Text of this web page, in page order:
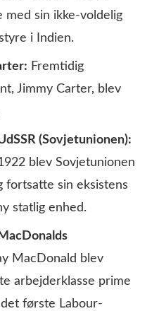
med sin ikke-voldelig
i Indien.
Fremtidig
Jimmy Carter, blev
(Sovjetunionen):
blev Sovjetunionen
fortsatte sin eksistens
statlig enhed.
MacDonald blev
arbejderklasse prime
første Labour-